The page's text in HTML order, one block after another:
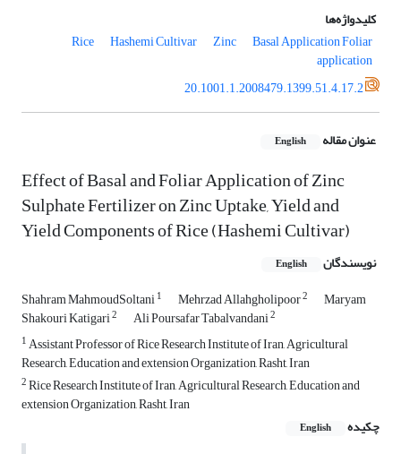
کلیدواژه‌ها
Rice
Hashemi Cultivar Zinc Basal ApplicationFoliar
application
20.1001.1.2008479.1399.51.4.17.2
عنوان مقاله English
Effect of Basal and Foliar Application of Zinc
Sulphate Fertilizer on Zinc Uptake, Yield and
Yield Components of Rice (Hashemi Cultivar)
نویسندگان English
Shahram MahmoudSoltani1 Mehrzad Allahgholipoor2 Maryam
Shakouri Katigari2 Ali Poursafar Tabalvandani2
1Assistant Professor of Rice Research Institute of Iran, Agricultural
Research, Education and extension Organization, Rasht, Iran
2Rice Research Institute of Iran, Agricultural Research, Education and
extension Organization, Rasht, Iran
چکیده
English